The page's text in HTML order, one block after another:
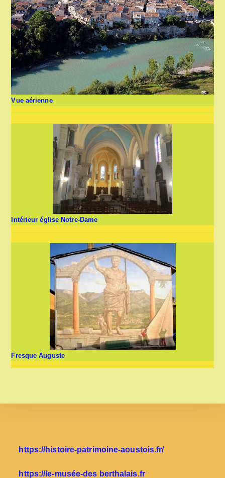
Vue aérienne
Intérieur église Notre-Dame
Fresque Auguste
https://histoire-patrimoine-aoustois.fr/
https://le-musée-des berthalais.fr